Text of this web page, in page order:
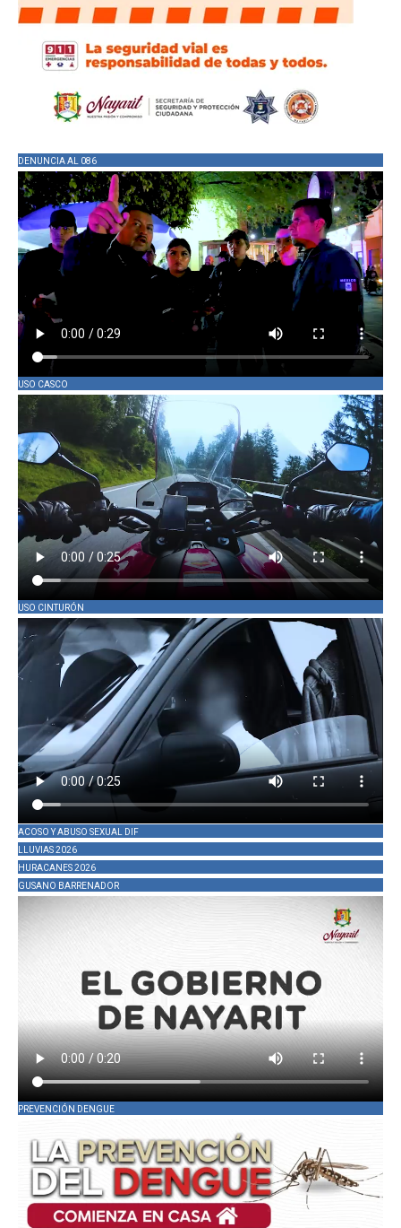
DENUNCIA AL 086
USO CASCO
USO CINTURÓN
ACOSO Y ABUSO SEXUAL DIF
LLUVIAS 2026
HURACANES 2026
GUSANO BARRENADOR
PREVENCIÓN DENGUE